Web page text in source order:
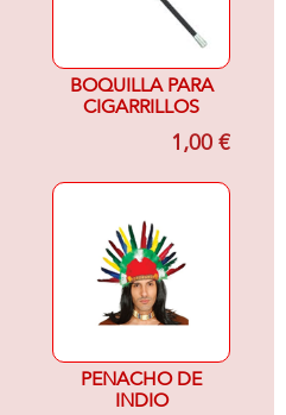
BOQUILLA PARA
CIGARRILLOS
1,00 €
PENACHO DE
INDIO